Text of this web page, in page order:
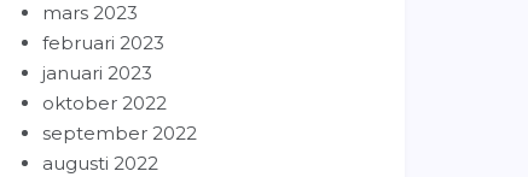
mars 2023
februari 2023
januari 2023
oktober 2022
september 2022
augusti 2022